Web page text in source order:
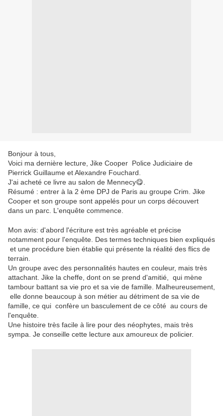
Bonjour à tous,
Voici ma dernière lecture, Jike Cooper Police Judiciaire de
Pierrick Guillaume et Alexandre Fouchard.
J'ai acheté ce livre au salon de Mennecy😋.
Résumé : entrer à la 2 ème DPJ de Paris au groupe Crim. Jike
Cooper et son groupe sont appelés pour un corps découvert
dans un parc. L'enquête commence.
Mon avis: d'abord l'écriture est très agréable et précise
notamment pour l'enquête. Des termes techniques bien expliqués
et une procédure bien établie qui présente la réalité des flics de
terrain.
Un groupe avec des personnalités hautes en couleur, mais très
attachant. Jike la cheffe, dont on se prend d'amitié, qui mène
tambour battant sa vie pro et sa vie de famille. Malheureusement,
elle donne beaucoup à son métier au détriment de sa vie de
famille, ce qui confère un basculement de ce côté au cours de
l'enquête.
Une histoire très facile à lire pour des néophytes, mais très
sympa. Je conseille cette lecture aux amoureux de policier.